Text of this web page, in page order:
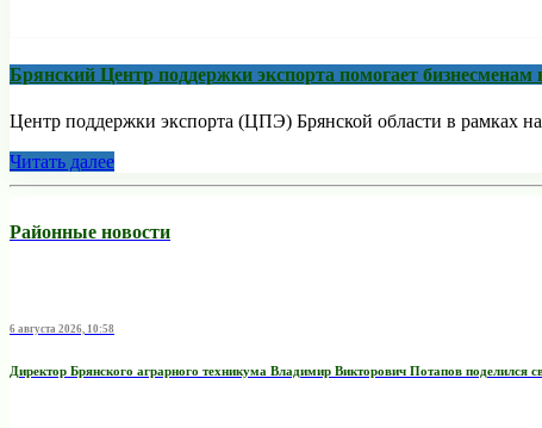
Брянский Центр поддержки экспорта помогает
Центр поддержки экспорта (ЦПЭ) Брянской области в рамках
Читать далее
Районные новости
6 августа 2026, 10:58
Директор Брянского аграрного техникума Владимир Викторович Потапов поделился